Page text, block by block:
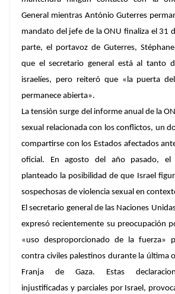
General mientras António Guterres
mandato del jefe de la ONU finaliza el 31
parte, el portavoz de Guterres,
que el secretario general está al tanto
israelíes, pero reiteró que «la puerta
permanece abierta».
La tensión surge del informe anual de la
sexual relacionada con los conflictos, un
compartirse con los Estados afectados
oficial. En agosto del año pasado,
planteado la posibilidad de que Israel
sospechosas de violencia sexual en
El secretario general de las Naciones
expresó recientemente su preocupación
«uso desproporcionado de la fuerza»
contra civiles palestinos durante la última
Franja de Gaza. Estas
injustificadas y parciales por Israel,